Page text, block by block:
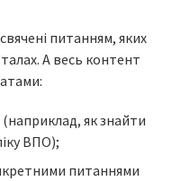
питанням, яких
А весь контент
(наприклад, як знайти
ВПО);
питаннями